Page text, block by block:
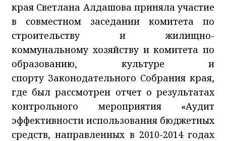
края Светлана Алдашова приняла участие
в совместном заседании комитета по
строительству и жилищно-
коммунальному хозяйству и комитета по
образованию, культуре и
спорту Законодательного Собрания края,
где был рассмотрен отчет о результатах
контрольного мероприятия«Аудит
эффективности использования бюджетных
средств, направленных в 2010-2014 годах